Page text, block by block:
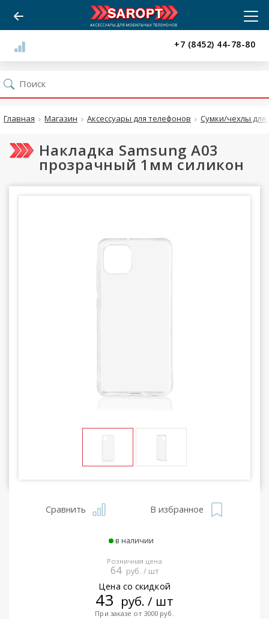
+7 (8452) 44-78-80
Главная Магазин Аксессуары для телефонов Сумки/чехлы для
Накладка Samsung A03
прозрачный 1мм силикон
Сравнить В избранное
в наличии
Розничная цена
64 руб. / шт
Цена со скидкой
43 руб. / шт
При заказе от 3000 руб.